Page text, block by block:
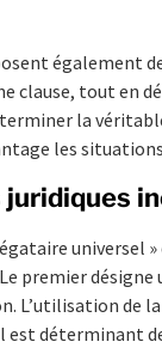
également
clause, tout en
la
les situations
universel
premier
L’utilisation
est déterminant